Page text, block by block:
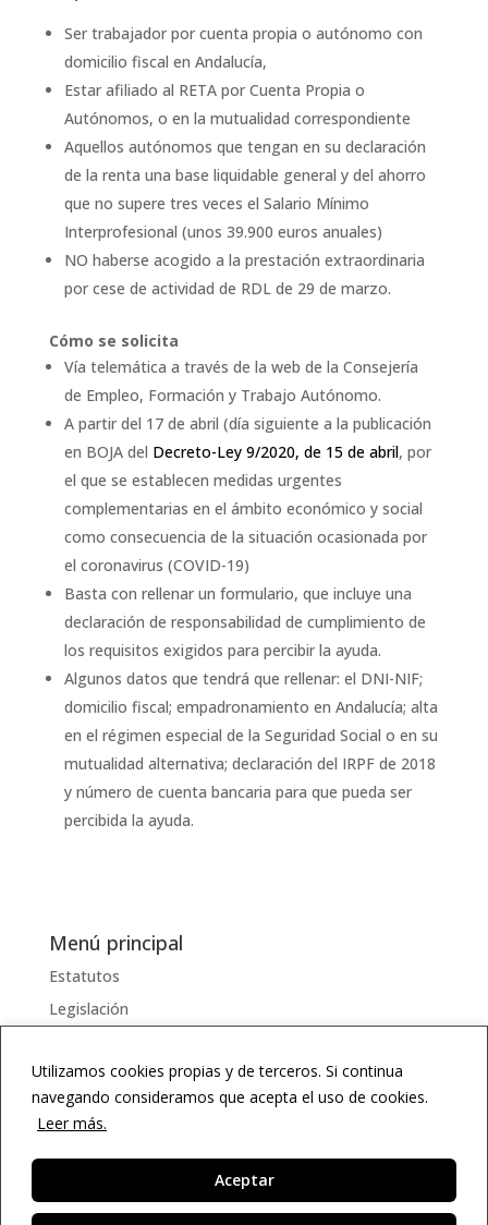
Utilizamos cookies propias y de terceros. Si continua
navegando consideramos que acepta el uso de cookies.
Leer más.
Aceptar
Ser trabajador por cuenta propia o autónomo con
domicilio fiscal en Andalucía,
Estar afiliado al RETA por Cuenta Propia o
Autónomos, o en la mutualidad correspondiente
Aquellos autónomos que tengan en su declaración
de la renta una base liquidable general y del ahorro
que no supere tres veces el Salario Mínimo
Interprofesional (unos 39.900 euros anuales)
NO haberse acogido a la prestación extraordinaria
por cese de actividad de RDL de 29 de marzo.
Cómo se solicita
Vía telemática a través de la web de la Consejería
de Empleo, Formación y Trabajo Autónomo.
A partir del 17 de abril (día siguiente a la publicación
en BOJA del Decreto-Ley 9/2020, de 15 de abril, por
el que se establecen medidas urgentes
complementarias en el ámbito económico y social
como consecuencia de la situación ocasionada por
el coronavirus (COVID-19)
Basta con rellenar un formulario, que incluye una
declaración de responsabilidad de cumplimiento de
los requisitos exigidos para percibir la ayuda.
Algunos datos que tendrá que rellenar: el DNI-NIF;
domicilio fiscal; empadronamiento en Andalucía; alta
en el régimen especial de la Seguridad Social o en su
mutualidad alternativa; declaración del IRPF de 2018
y número de cuenta bancaria para que pueda ser
percibida la ayuda.
Menú principal
Estatutos
Legislación
Documentos
Enlaces